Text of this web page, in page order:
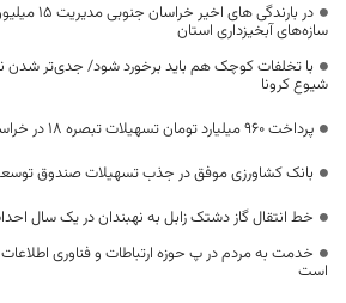
در بارندگی
سازه‌های آبخیزداری استان
با تخلفات کوچک هم باید برخورد شود/ جدی‌تر شدن
شیوع کرونا
پرداخت 960 میلیارد تومان تسهیلات تبصره 18 در خراسان جنوبی
بانک کشاورزی موفق در جذب تسهیلات صندوق
خط انتقال گاز دشتک زابل به نهبندان در یک سال
خدمت به مردم در پ حوزه ارتباطات و فناوری
است